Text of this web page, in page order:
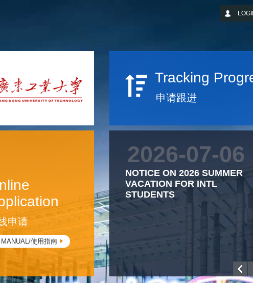
申请
使用指南
Tracking
申请跟进
2026-07-06
NOTICE ON 2026 SUMMER
VACATION FOR INTL
STUDENTS